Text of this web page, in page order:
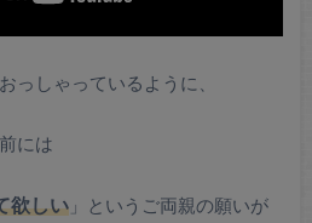
っしゃっているように、
には
欲しい」というご両親の願いが